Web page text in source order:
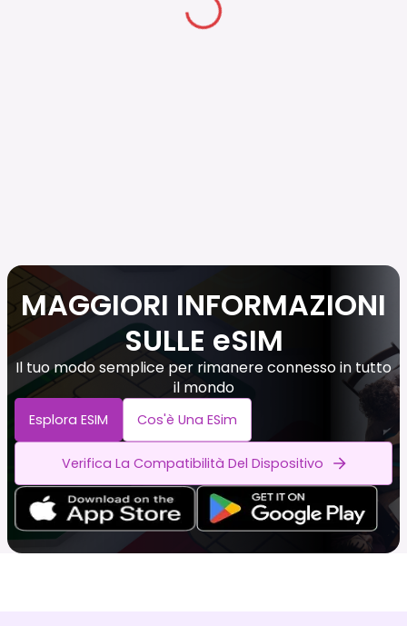
MAGGIORI INFORMAZIONI
SULLE eSIM
Il tuo modo semplice per rimanere connesso in tutto
il mondo
Esplora ESIM Cos'è Una ESim
Verifica La Compatibilità Del Dispositivo